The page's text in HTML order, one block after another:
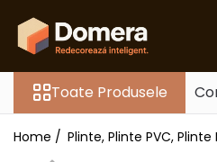
Toate Produsele
Parchet
Parchet SPC
Toate Produsele
Home / Plinte, Plinte PVC, Plinte